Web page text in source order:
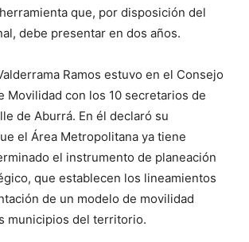
que, por disposición del
debe presentar en dos años.
Ramos estuvo en el Consejo
Movilidad con los 10 secretarios de
de Aburrá. En él declaró su
el Área Metropolitana ya tiene
el instrumento de planeación
que establecen los lineamientos
de un modelo de movilidad
municipios del territorio.